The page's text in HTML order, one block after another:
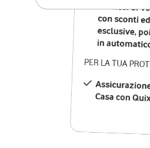
12 mesi di
con sconti
esclusive,
in
PER LA TUA
Casa con